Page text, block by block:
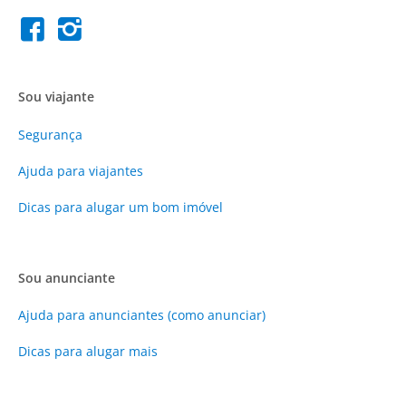
Sou viajante
Segurança
Ajuda para viajantes
Dicas para alugar um bom imóvel
Sou anunciante
Ajuda para anunciantes (como anunciar)
Dicas para alugar mais